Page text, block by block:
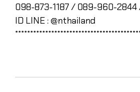
098-873-1187 / 089-960-
ID LINE : @nthailand